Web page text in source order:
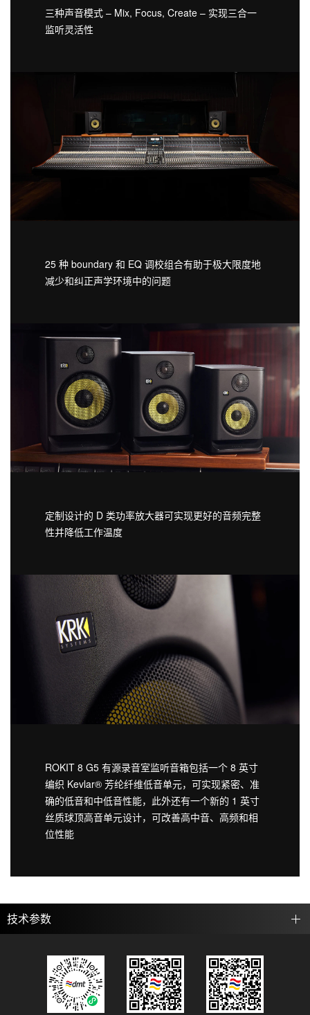
三种声音模式 – Mix, Focus, Create – 实现三合一
监听灵活性
25 种 boundary 和 EQ 调校组合有助于极大限度地
减少和纠正声学环境中的问题
定制设计的 D 类功率放大器可实现更好的音频完整
性并降低工作温度
ROKIT 8 G5 有源录音室监听音箱包括一个 8 英寸
编织 Kevlar® 芳纶纤维低音单元，可实现紧密、准
确的低音和中低音性能，此外还有一个新的 1 英寸
丝质球顶高音单元设计，可改善高中音、高频和相
位性能
技术参数